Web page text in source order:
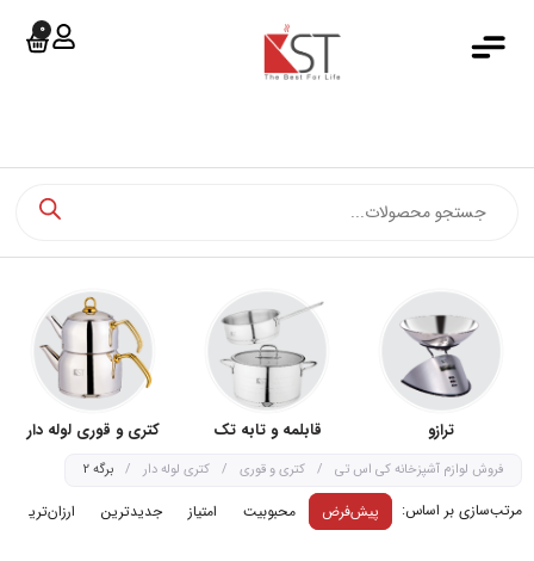
0
دسته بندی محصولات
فروشگاه آنلاین
مجله کی اس تی
اخبار کی اس تی
درباره کی اس تی
تماس با ما
ترازو قابلمه و تابه تک کتری و قوری لوله دار
فروش لوازم آشپزخانه کی اس تی / کتری و قوری / کتری لوله دار / برگه 2
مرتب‌سازی بر اساس: پیش‌فرض محبوبیت امتیاز جدیدترین ارزان‌ترین